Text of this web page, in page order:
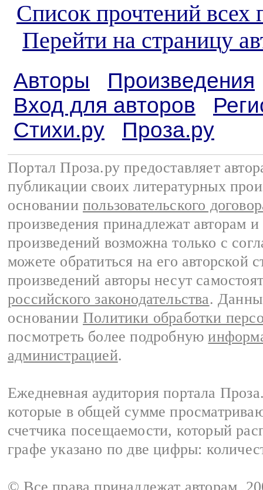
Список прочтений всех
Перейти на страницу
Авторы
Произведения
Вход для авторов
Стихи.ру
Проза.ру
Портал Проза.ру предоставляет
публикации своих литературных
основании пользовательского
произведения принадлежат авторам
произведений возможна только с
можете обратиться на его авторской
произведений авторы несут
российского законодательства.
основании Политики обработки
посмотреть более подробную
администрацией.
Ежедневная аудитория портала
которые в общей сумме
счетчика посещаемости, который
графе указано по две цифры:
© Все права принадлежат авторам,